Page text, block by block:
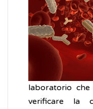
laboratorio
verificare la